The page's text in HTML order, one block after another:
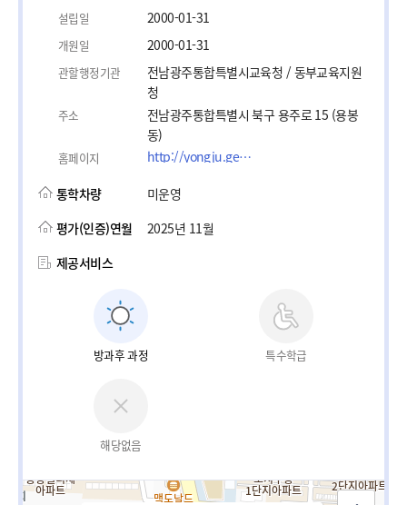
설립일 2000-01-31
개원일 2000-01-31
관할행정기관
전남광주통합특별시교육청 / 동부교육지원
청
주소
전남광주통합특별시 북구 용주로 15 (용봉
동)
홈페이지 http://yongju.gen.es.kr/
통학차량
미운영
평가(인증)연월
2025년 11월
제공서비스
방과후 과정 특수학급
해당없음